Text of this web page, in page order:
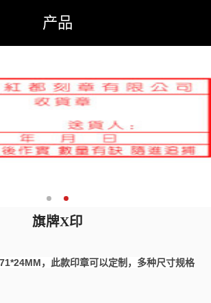
产品
旗牌X印
71*24MM，此款印章可以定制，多种尺寸规格